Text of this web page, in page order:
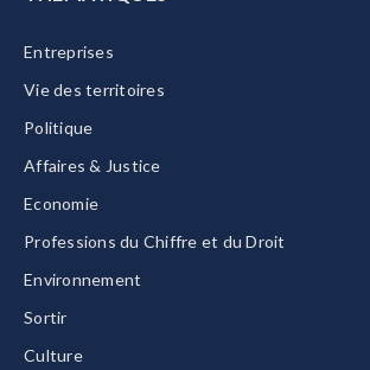
Entreprises
Vie des territoires
Politique
Affaires & Justice
Economie
Professions du Chiffre et du Droit
Environnement
Sortir
Culture